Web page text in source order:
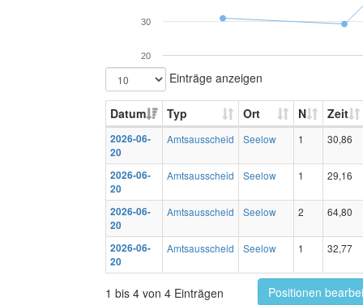
20
30
Einträge anzeigen
Datum Typ Ort N Zeit
2026-06-
20
Amtsausscheid Seelow 1 30,86
2026-06-
20
Amtsausscheid Seelow 1 29,16
2026-06-
20
Amtsausscheid Seelow 2 64,80
2026-06-
20
Amtsausscheid Seelow 1 32,77
1 bis 4 von 4 Einträgen Positionen